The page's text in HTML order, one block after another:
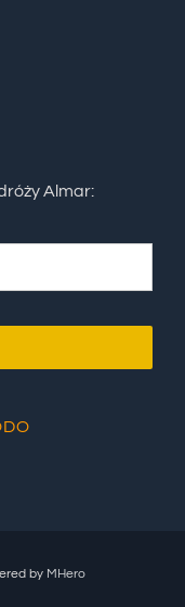
Almar:
by MHero